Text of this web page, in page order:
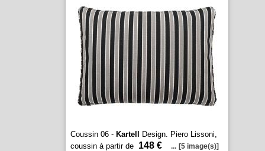
Coussin 06 - Kartell
Design. Piero Lissoni,
coussin à partir de 148 € ... [5 image(s)]